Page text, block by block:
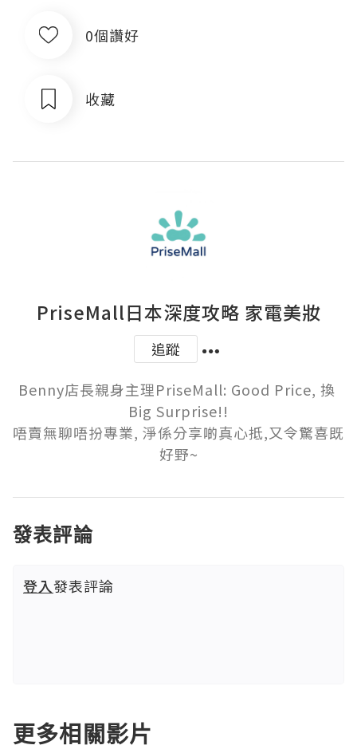
0個讚好
收藏
PriseMall日本深度攻略 家電美妝
追蹤
Benny店長親身主理PriseMall: Good Price, 換
Big Surprise!!
唔賣無聊唔扮專業, 淨係分享啲真心抵,又令驚喜既
好野~
發表評論
登入發表評論
更多相關影片